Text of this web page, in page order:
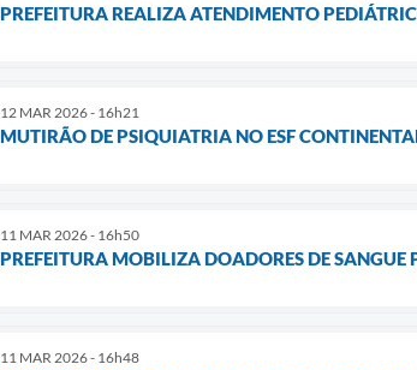
PREFEITURA REALIZA ATENDIMENTO
12 MAR 2026 - 16h21
MUTIRÃO DE PSIQUIATRIA NO ESF
11 MAR 2026 - 16h50
PREFEITURA MOBILIZA DOADORES DE
11 MAR 2026 - 16h48